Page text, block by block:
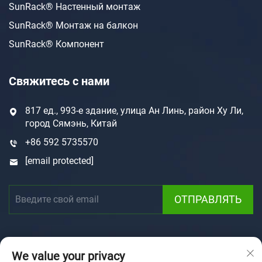
SunRack® Настенный монтаж
SunRack® Монтаж на балкон
SunRack® Компонент
Свяжитесь с нами
817 ед., 993-е здание, улица Ан Линь, район Ху Ли,
город Сямэнь, Китай
+86 592 5735570
[email protected]
ОТПРАВЛЯТЬ
We value your privacy